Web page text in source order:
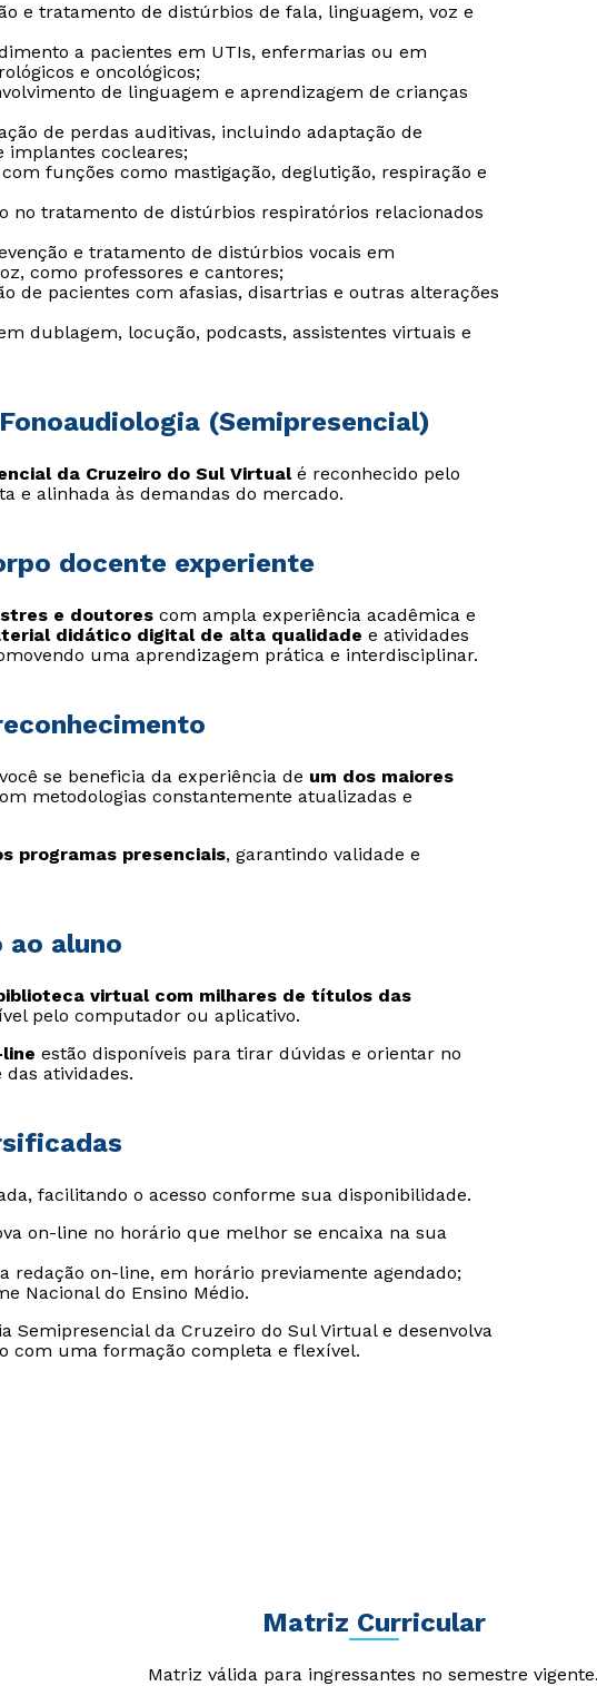
e tratamento de distúrbios de fala, linguagem, voz e
a pacientes em UTIs, enfermarias ou em
e oncológicos;
de linguagem e aprendizagem de crianças
de perdas auditivas, incluindo adaptação de
implantes cocleares;
funções como mastigação, deglutição, respiração e
no tratamento de distúrbios respiratórios relacionados
e tratamento de distúrbios vocais em
como professores e cantores;
de pacientes com afasias, disartrias e outras alterações
dublagem, locução, podcasts, assistentes virtuais e
(Semipresencial)
da Cruzeiro do Sul Virtualé reconhecido pelo
e alinhada às demandas do mercado.
docente experiente
e doutores com ampla experiência acadêmica e
didático digital de alta qualidade e atividades
uma aprendizagem prática e interdisciplinar.
se beneficia da experiência de um dos maiores
metodologias constantemente atualizadas e
programas presenciais, garantindo validade e
ao aluno
virtual com milhares de títulos das
pelo computador ou aplicativo.
estão disponíveis para tirar dúvidas e orientar no
atividades.
facilitando o acesso conforme sua disponibilidade.
on-line no horário que melhor se encaixa na sua
redação on-line, em horário previamente agendado;
Nacional do Ensino Médio.
Semipresencial da Cruzeiro do Sul Virtual e desenvolva
com uma formação completa e flexível.
Matriz Curricular
Matriz válida para ingressantes no semestre vigente.
WhatsApp
ou
Estou de acordo com a Política de Privacidade.
envio de conteúdos da Cruzeiro do Sul.
WhatsApp
ou
Estou de acordo com a Política de Privacidade.
envio de conteúdos da Cruzeiro do Sul.